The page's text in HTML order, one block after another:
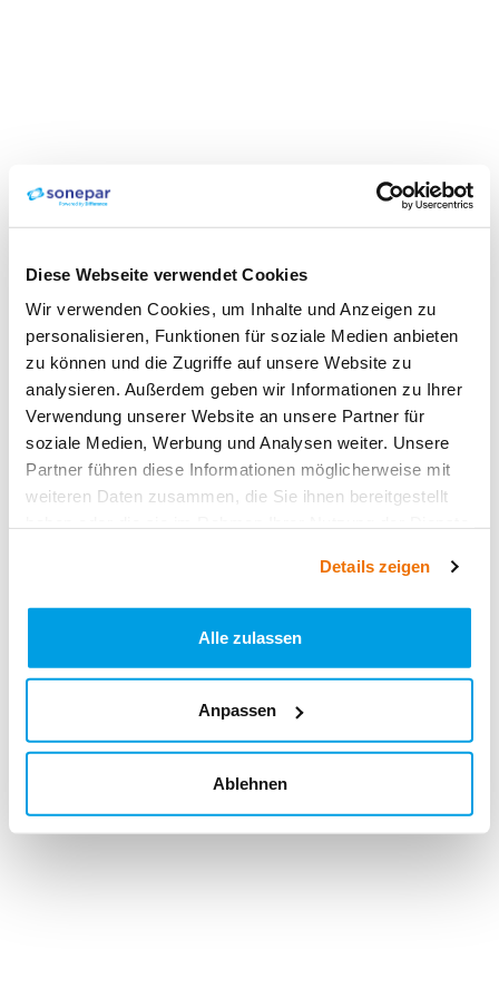
Diese Webseite verwendet Cookies
Wir verwenden Cookies, um Inhalte und Anzeigen zu
personalisieren, Funktionen für soziale Medien anbieten
zu können und die Zugriffe auf unsere Website zu
analysieren. Außerdem geben wir Informationen zu Ihrer
Verwendung unserer Website an unsere Partner für
soziale Medien, Werbung und Analysen weiter. Unsere
Partner führen diese Informationen möglicherweise mit
weiteren Daten zusammen, die Sie ihnen bereitgestellt
Details zeigen
Alle zulassen
Anpassen
Ablehnen